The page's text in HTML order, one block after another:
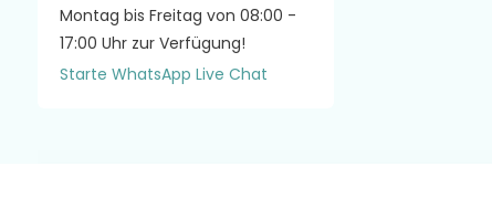
Montag bis Freitag von 08:00 -
17:00 Uhr zur Verfügung!
Starte WhatsApp Live Chat